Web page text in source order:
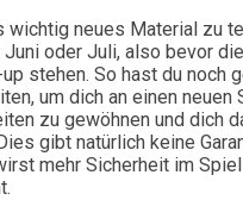
wichtig neues Material zu
oder Juli, also bevor
stehen. So hast du noch
um dich an einen neuen
zu gewöhnen und dich
gibt natürlich keine
mehr Sicherheit im